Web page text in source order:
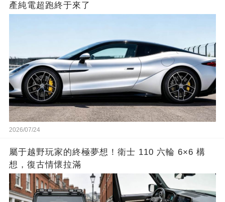
產純電超跑終于來了
2026/07/24
屬于越野玩家的終極夢想！衛士 110 六輪 6×6 構
想，復古情懷拉滿